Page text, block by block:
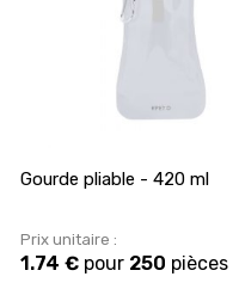
Gourde pliable - 420 ml
Prix unitaire :
1.74 €pour 250 pièces